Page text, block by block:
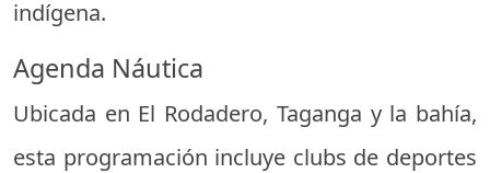
indígena.
Agenda Náutica
Ubicada en El Rodadero, Taganga y la bahía,
esta programación incluye clubs de deportes